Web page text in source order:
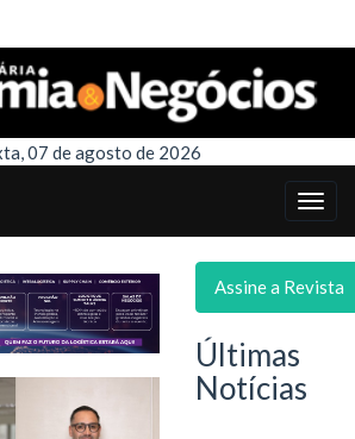
07 de agosto de 2026
Assine a Revista
Últimas
Notícias